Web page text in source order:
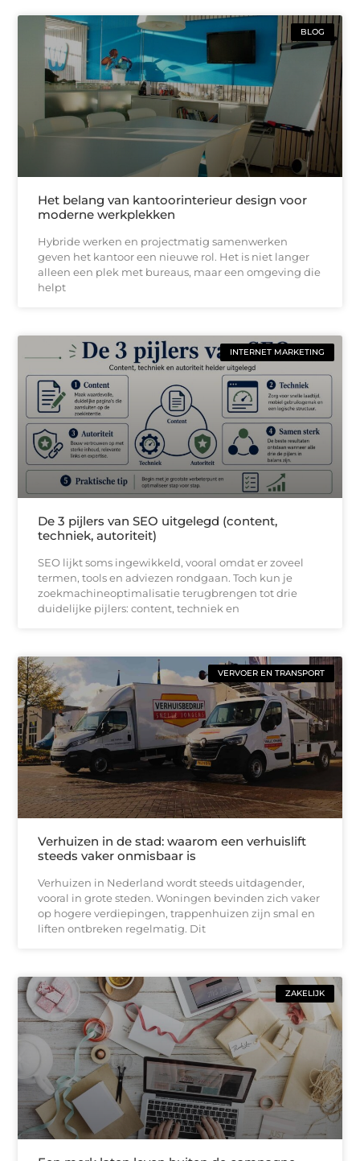
BLOG
Het belang van kantoorinterieur design voor
moderne werkplekken
Hybride werken en projectmatig samenwerken
geven het kantoor een nieuwe rol. Het is niet langer
alleen een plek met bureaus, maar een omgeving die
helpt
INTERNET MARKETING
De 3 pijlers van SEO uitgelegd (content,
techniek, autoriteit)
SEO lijkt soms ingewikkeld, vooral omdat er zoveel
termen, tools en adviezen rondgaan. Toch kun je
zoekmachineoptimalisatie terugbrengen tot drie
duidelijke pijlers: content, techniek en
VERVOER EN TRANSPORT
Verhuizen in de stad: waarom een verhuislift
steeds vaker onmisbaar is
Verhuizen in Nederland wordt steeds uitdagender,
vooral in grote steden. Woningen bevinden zich vaker
op hogere verdiepingen, trappenhuizen zijn smal en
liften ontbreken regelmatig. Dit
ZAKELIJK